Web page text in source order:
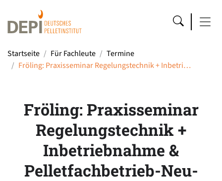
Startseite Für Fachleute
Termine
Fröling: Praxisseminar Regelungstechnik + Inbetri…
Fröling: Praxisseminar
Regelungstechnik +
Inbetriebnahme &
Pelletfachbetrieb-Neu-